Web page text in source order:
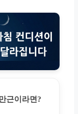
근이라면?